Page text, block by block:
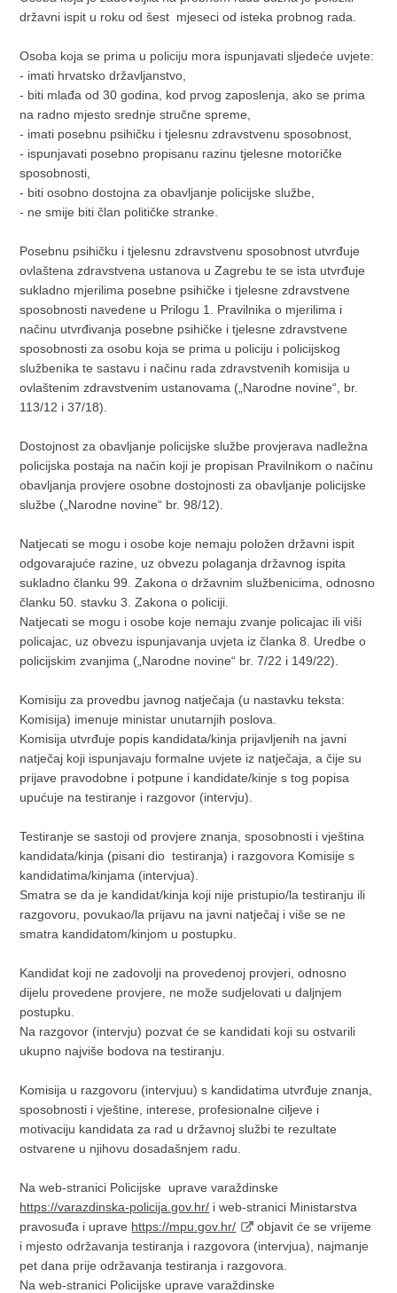
državni ispit u roku od šest mjeseci od isteka probnog rada.
Osoba koja se prima u policiju mora ispunjavati sljedeće uvjete:
- imati hrvatsko državljanstvo,
- biti mlađa od 30 godina, kod prvog zaposlenja, ako se prima
na radno mjesto srednje stručne spreme,
- imati posebnu psihičku i tjelesnu zdravstvenu sposobnost,
- ispunjavati posebno propisanu razinu tjelesne motoričke
sposobnosti,
- biti osobno dostojna za obavljanje policijske službe,
- ne smije biti član političke stranke.
Posebnu psihičku i tjelesnu zdravstvenu sposobnost utvrđuje
ovlaštena zdravstvena ustanova u Zagrebu te se ista utvrđuje
sukladno mjerilima posebne psihičke i tjelesne zdravstvene
sposobnosti navedene u Prilogu 1. Pravilnika o mjerilima i
načinu utvrđivanja posebne psihičke i tjelesne zdravstvene
sposobnosti za osobu koja se prima u policiju i policijskog
službenika te sastavu i načinu rada zdravstvenih komisija u
ovlaštenim zdravstvenim ustanovama („Narodne novine“, br.
113/12 i 37/18).
Dostojnost za obavljanje policijske službe provjerava nadležna
policijska postaja na način koji je propisan Pravilnikom o načinu
obavljanja provjere osobne dostojnosti za obavljanje policijske
službe („Narodne novine“ br. 98/12).
Natjecati se mogu i osobe koje nemaju položen državni ispit
odgovarajuće razine, uz obvezu polaganja državnog ispita
sukladno članku 99. Zakona o državnim službenicima, odnosno
članku 50. stavku 3. Zakona o policiji.
Natjecati se mogu i osobe koje nemaju zvanje policajac ili viši
policajac, uz obvezu ispunjavanja uvjeta iz članka 8. Uredbe o
policijskim zvanjima („Narodne novine“ br. 7/22 i 149/22).
Komisiju za provedbu javnog natječaja (u nastavku teksta:
Komisija) imenuje ministar unutarnjih poslova.
Komisija utvrđuje popis kandidata/kinja prijavljenih na javni
natječaj koji ispunjavaju formalne uvjete iz natječaja, a čije su
prijave pravodobne i potpune i kandidate/kinje s tog popisa
upućuje na testiranje i razgovor (intervju).
Testiranje se sastoji od provjere znanja, sposobnosti i vještina
kandidata/kinja (pisani dio testiranja) i razgovora Komisije s
kandidatima/kinjama (intervjua).
Smatra se da je kandidat/kinja koji nije pristupio/la testiranju ili
razgovoru, povukao/la prijavu na javni natječaj i više se ne
smatra kandidatom/kinjom u postupku.
Kandidat koji ne zadovolji na provedenoj provjeri, odnosno
dijelu provedene provjere, ne može sudjelovati u daljnjem
postupku.
Na razgovor (intervju) pozvat će se kandidati koji su ostvarili
ukupno najviše bodova na testiranju.
Komisija u razgovoru (intervjuu) s kandidatima utvrđuje znanja,
sposobnosti i vještine, interese, profesionalne ciljeve i
motivaciju kandidata za rad u državnoj službi te rezultate
ostvarene u njihovu dosadašnjem radu.
Na web-stranici Policijske uprave varaždinske
https://varazdinska-policija.gov.hr/ i web-stranici Ministarstva
pravosuđa i uprave https://mpu.gov.hr/
objavit će se vrijeme
i mjesto održavanja testiranja i razgovora (intervjua), najmanje
pet dana prije održavanja testiranja i razgovora.
Na web-stranici Policijske uprave varaždinske